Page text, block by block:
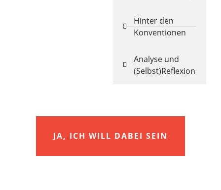
Hinter den
Konventionen
Analyse und
(Selbst)Reflexion
JA, ICH WILL DABEI SEIN